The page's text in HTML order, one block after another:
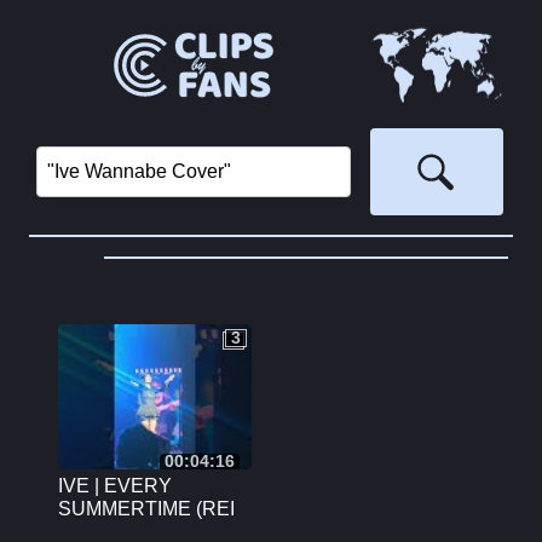
00:04:16
3
3
IVE | EVERY
SUMMERTIME (REI